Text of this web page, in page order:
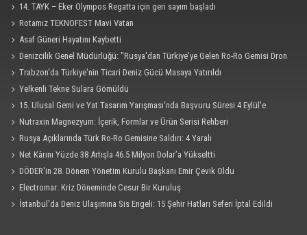
14. TAYK – Eker Olympos Regatta için geri sayım başladı
Rotamız TEKNOFEST Mavi Vatan
Asaf Güneri Hayatını Kaybetti
Denizcilik Genel Müdürlüğü: "Rusya'dan Türkiye'ye Gelen Ro-Ro Gemisi Dron
Saldırısına Uğradı"
Trabzon'da Türkiye'nin Ticari Deniz Gücü Masaya Yatırıldı
Yelkenli Tekne Sulara Gömüldü
15. Ulusal Gemi ve Yat Tasarım Yarışması'nda Başvuru Süresi 4 Eylül'e
Uzatıldı
Nutraxin Magnezyum: İçerik, Formlar ve Ürün Serisi Rehberi
Rusya Açıklarında Türk Ro-Ro Gemisine Saldırı: 4 Yaralı
Net Kârını Yüzde 38 Artışla 46.5 Milyon Dolar’a Yükseltti
DÖDER'in 28. Dönem Yönetim Kurulu Başkanı Emir Çevik Oldu
Electromar: Kriz Döneminde Cesur Bir Kuruluş
İstanbul'da Deniz Ulaşımına Sis Engeli: 15 Şehir Hatları Seferi İptal Edildi